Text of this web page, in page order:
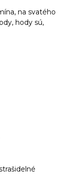
na svatého
hody sú,